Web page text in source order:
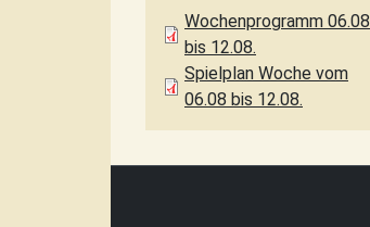
Wochenprogramm 06.08
bis 12.08.
Spielplan Woche vom
06.08 bis 12.08.